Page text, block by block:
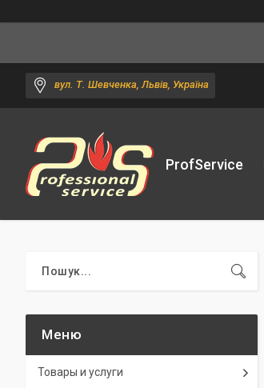
вул. Т. Шевченка, Львів, Україна
ProfService
Товары и услуги